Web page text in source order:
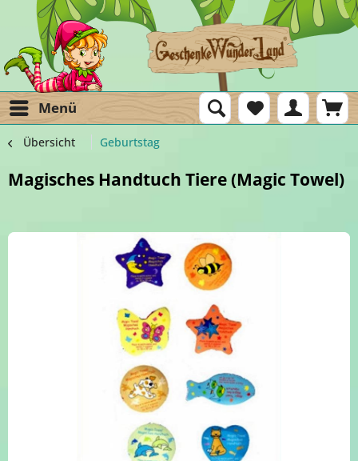
Menü
Übersicht Geburtstag
Magisches Handtuch Tiere (Magic Towel)